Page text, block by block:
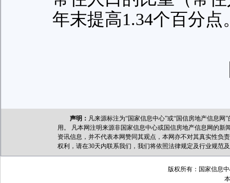
年末提高1.34个百分点
声明： 凡来源标注为“国家信息中心”或“国信房地产信息
用。 凡本网注明来源非国家信息中心或国信房地产信息网的
资讯信息，并不代表本网赞同其观点，本网亦不对其真实性负
权利，请在30天内联系我们，我们将依照法律规定及行业规范
版权所有：国家信息